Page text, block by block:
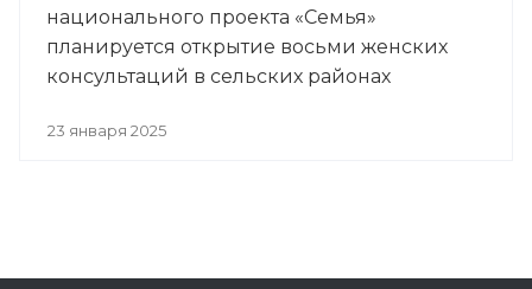
национального проекта «Семья»
планируется открытие восьми женских
консультаций в сельских районах
23 января 2025